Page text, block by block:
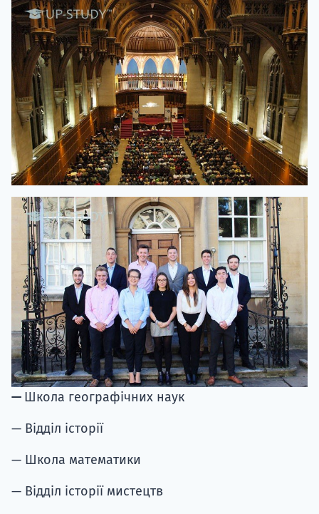
— Школа географічних наук
— Відділ історії
— Школа математики
— Відділ історії мистецтв